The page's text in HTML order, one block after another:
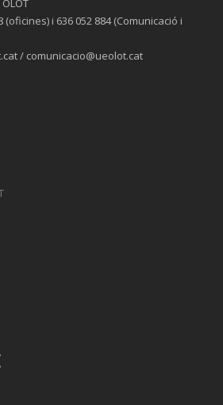
(oficines) i 636 052 884 (Comunicació i
/ comunicacio@ueolot.cat